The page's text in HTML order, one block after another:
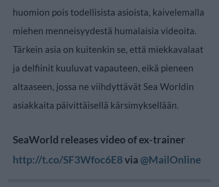
huomion pois todellisista asioista, kaivelemalla
miehen menneisyydestä humalaisia videoita.
Tärkein asia on kuitenkin se, että miekkavalaat
ja delfiinit kuuluvat vapauteen, eikä pieneen
altaaseen, jossa ne viihdyttävät Sea Worldin
asiakkaita päivittäisellä kärsimyksellään.
SeaWorld releases video of ex-trainer
http://t.co/SF3Wfoc6E8 via @MailOnline